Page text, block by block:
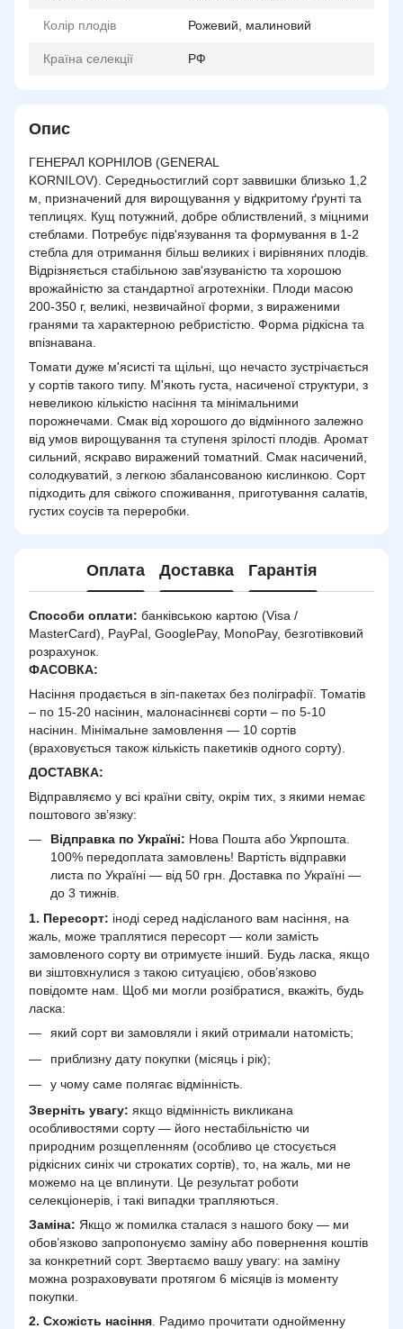
Колір плодів Рожевий, малиновий
Країна селекції РФ
Опис
ГЕНЕРАЛ КОРНІЛОВ (GENERAL
KORNILOV). Середньостиглий сорт заввишки близько 1,2
м, призначений для вирощування у відкритому ґрунті та
теплицях. Кущ потужний, добре облиствлений, з міцними
стеблами. Потребує підв'язування та формування в 1-2
стебла для отримання більш великих і вирівняних плодів.
Відрізняється стабільною зав'язуваністю та хорошою
врожайністю за стандартної агротехніки. Плоди масою
200-350 г, великі, незвичайної форми, з вираженими
гранями та характерною ребристістю. Форма рідкісна та
впізнавана.
Томати дуже м'ясисті та щільні, що нечасто зустрічається
у сортів такого типу. М'якоть густа, насиченої структури, з
невеликою кількістю насіння та мінімальними
порожнечами. Смак від хорошого до відмінного залежно
від умов вирощування та ступеня зрілості плодів. Аромат
сильний, яскраво виражений томатний. Смак насичений,
солодкуватий, з легкою збалансованою кислинкою. Сорт
підходить для свіжого споживання, приготування салатів,
густих соусів та переробки.
Оплата Доставка Гарантія
Способи оплати: банківською картою (Visa /
MasterCard), PayPal, GooglePay, MonoPay, безготівковий
розрахунок.
ФАСОВКА:
Насіння продається в зіп-пакетах без поліграфії. Томатів
– по 15-20 насінин, малонасіннєві сорти – по 5-10
насінин. Мінімальне замовлення — 10 сортів
(враховується також кількість пакетиків одного сорту).
ДОСТАВКА:
Відправляємо у всі країни світу, окрім тих, з якими немає
поштового зв’язку:
Відправка по Україні: Нова Пошта або Укрпошта.
100% передоплата замовлень! Вартість відправки
листа по Україні — від 50 грн. Доставка по Україні —
до 3 тижнів.
1. Пересорт: іноді серед надісланого вам насіння, на
жаль, може траплятися пересорт — коли замість
замовленого сорту ви отримуєте інший. Будь ласка, якщо
ви зіштовхнулися з такою ситуацією, обов’язково
повідомте нам. Щоб ми могли розібратися, вкажіть, будь
ласка:
який сорт ви замовляли і який отримали натомість;
приблизну дату покупки (місяць і рік);
у чому саме полягає відмінність.
Зверніть увагу: якщо відмінність викликана
особливостями сорту — його нестабільністю чи
природним розщепленням (особливо це стосується
рідкісних синіх чи строкатих сортів), то, на жаль, ми не
можемо на це вплинути. Це результат роботи
селекціонерів, і такі випадки трапляються.
Заміна: Якщо ж помилка сталася з нашого боку — ми
обов’язково запропонуємо заміну або повернення коштів
за конкретний сорт. Звертаємо вашу увагу: на заміну
можна розраховувати протягом 6 місяців із моменту
покупки.
2. Схожість насіння . Радимо прочитати однойменну